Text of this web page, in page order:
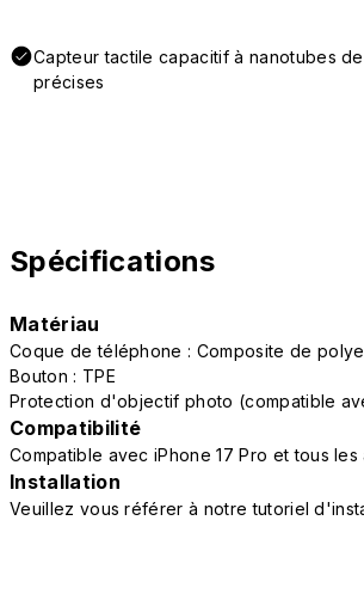
Capteur tactile capacitif à nanotubes
précises
Spécifications
Matériau
Coque de téléphone : Composite de
Bouton : TPE
Protection d'objectif photo (compatible
Compatibilité
Compatible avec iPhone 17 Pro et tous les
Installation
Veuillez vous référer à notre tutoriel